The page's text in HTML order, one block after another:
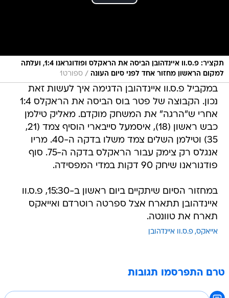
תקציר: פ.ס.וו איינדהובן הביסה את הראקלס ופודוגראנו 1:4, ועלתה
למקום הראשון מחזור אחד לפני סיום העונה / ספורט1
במקביל פ.ס.וו איינדהובן הדגימה איך לעשות זאת
נכון. הקבוצה של פטר בוס הביסה את הראקלס 1:4
אחרי ש"הרגה" את המשחק מוקדם. מאליק טילמן
כבש ראשון (18), איסמעל סייבארי הוסיף צמד (21,
35) וטילמן השלים צמד משלו בדקה ה-40. מריו
אנגלס רק צימק עבור הראקלס בדקה ה-75. סוף
פודגוראנו שיחק 90 דקות במדי המפסידה.
במחזור הסיום שיתקיים ביום ראשון ב-15:30, פ.ס.וו
איינדהובן תתארח אצל ספרטה רוטרדם ואייאקס
תארח את טוונטה.
אייאקס פ.ס.וו איינדהובן
טרם התפרסמו תגובות